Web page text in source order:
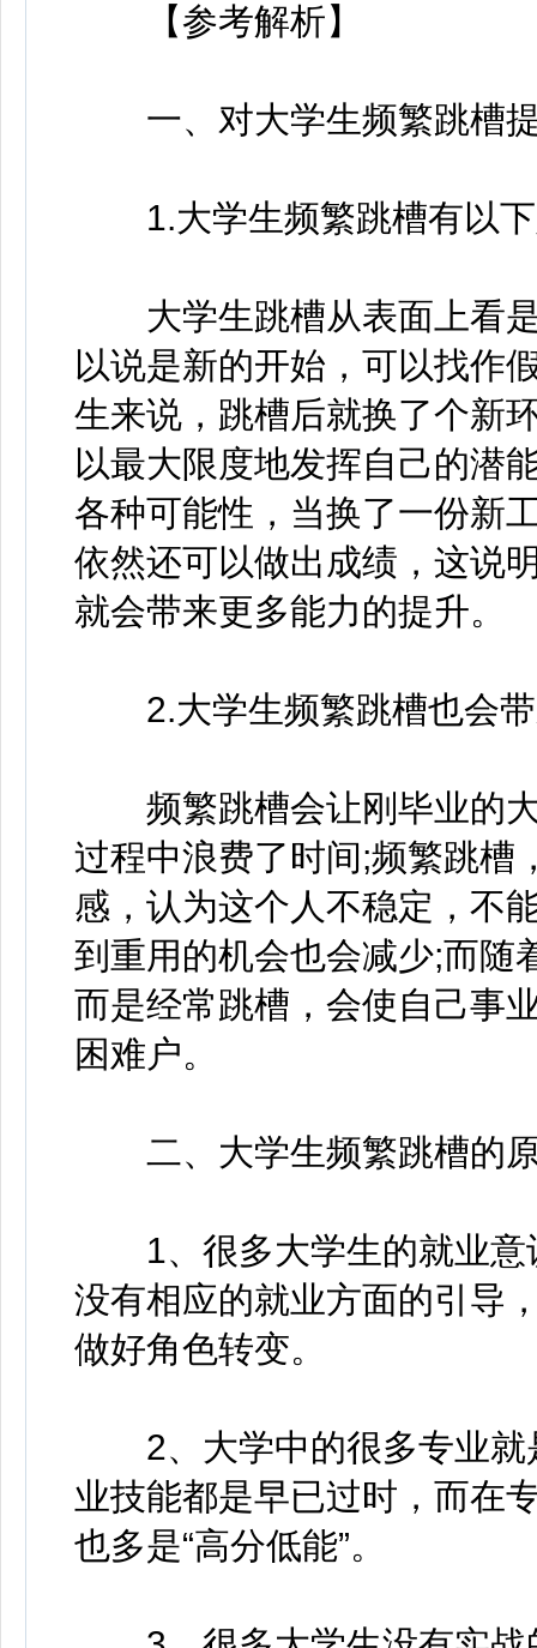
【参考解析】
一、对大学生频繁跳槽提
1.大学生频繁跳槽有以下
大学生跳槽从表面上看是
以说是新的开始，可以找作
生来说，跳槽后就换了个新
以最大限度地发挥自己的潜
各种可能性，当换了一份新
依然还可以做出成绩，这说
就会带来更多能力的提升。
2.大学生频繁跳槽也会带
频繁跳槽会让刚毕业的大
过程中浪费了时间;频繁跳槽
感，认为这个人不稳定，不
到重用的机会也会减少;而随
而是经常跳槽，会使自己事
困难户。
二、大学生频繁跳槽的原
1、很多大学生的就业意
没有相应的就业方面的引导
做好角色转变。
2、大学中的很多专业就
业技能都是早已过时，而在
也多是“高分低能”。